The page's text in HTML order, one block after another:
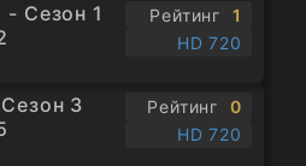
- Сезон 1
Рейтинг
1
HD 720
3
Рейтинг
0
HD 720